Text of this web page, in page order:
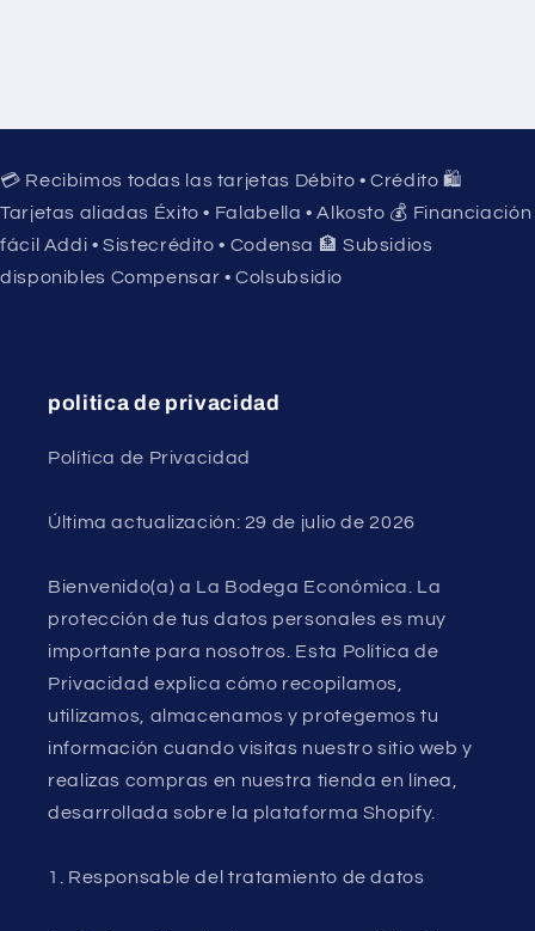
💳 Recibimos todas las tarjetas Débito • Crédito 🛍️
Tarjetas aliadas Éxito • Falabella • Alkosto 💰 Financiación
fácil Addi • Sistecrédito • Codensa 🏦 Subsidios
disponibles Compensar • Colsubsidio
politica de privacidad
Política de Privacidad
Última actualización: 29 de julio de 2026
Bienvenido(a) a La Bodega Económica. La
protección de tus datos personales es muy
importante para nosotros. Esta Política de
Privacidad explica cómo recopilamos,
utilizamos, almacenamos y protegemos tu
información cuando visitas nuestro sitio web y
realizas compras en nuestra tienda en línea,
desarrollada sobre la plataforma Shopify.
1. Responsable del tratamiento de datos